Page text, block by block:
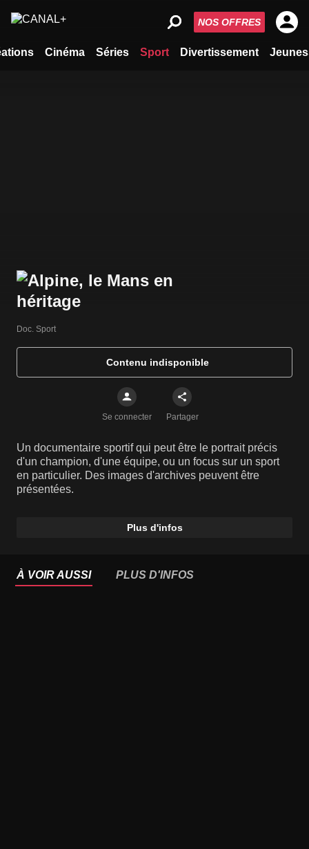
Cinéma Séries Sport Divertissement
NOS OFFRES
Doc. Sport
Contenu indisponible
Se connecter Partager
Un documentaire sportif qui peut être le portrait précis
d'un champion, d'une équipe, ou un focus sur un sport
en particulier. Des images d'archives peuvent être
présentées.
Plus d'infos
À VOIR AUSSI PLUS D'INFOS